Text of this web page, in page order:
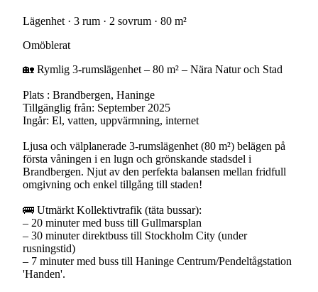
Lägenhet · 3 rum · 2 sovrum · 80 m²
Omöblerat
🏡 Rymlig 3-rumslägenhet – 80 m² – Nära Natur och Stad
Plats : Brandbergen, Haninge
Tillgänglig från: September 2025
Ingår: El, vatten, uppvärmning, internet
Ljusa och välplanerade 3-rumslägenhet (80 m²) belägen på
första våningen i en lugn och grönskande stadsdel i
Brandbergen. Njut av den perfekta balansen mellan fridfull
omgivning och enkel tillgång till staden!
🚌 Utmärkt Kollektivtrafik (täta bussar):
– 20 minuter med buss till Gullmarsplan
– 30 minuter direktbuss till Stockholm City (under
rusningstid)
– 7 minuter med buss till Haninge Centrum/Pendeltågstation
'Handen'.